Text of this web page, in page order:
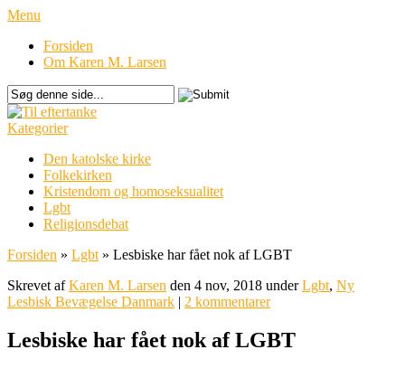
Menu
Forsiden
Om Karen M. Larsen
Kategorier
Den katolske kirke
Folkekirken
Kristendom og homoseksualitet
Lgbt
Religionsdebat
Forsiden » Lgbt » Lesbiske har fået nok af LGBT
Skrevet afKaren M. Larsen den 4 nov, 2018 underLgbt, Ny
Lesbisk Bevægelse Danmark | 2 kommentarer
Lesbiske har fået nok af LGBT